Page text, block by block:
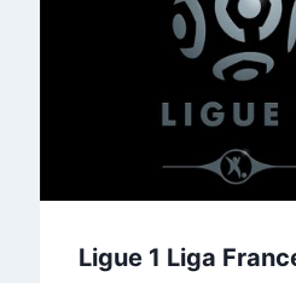
Ligue 1 Liga